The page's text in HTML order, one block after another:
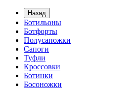
Назад
Ботильоны
Ботфорты
Полусапожки
Сапоги
Туфли
Кроссовки
Ботинки
Босоножки